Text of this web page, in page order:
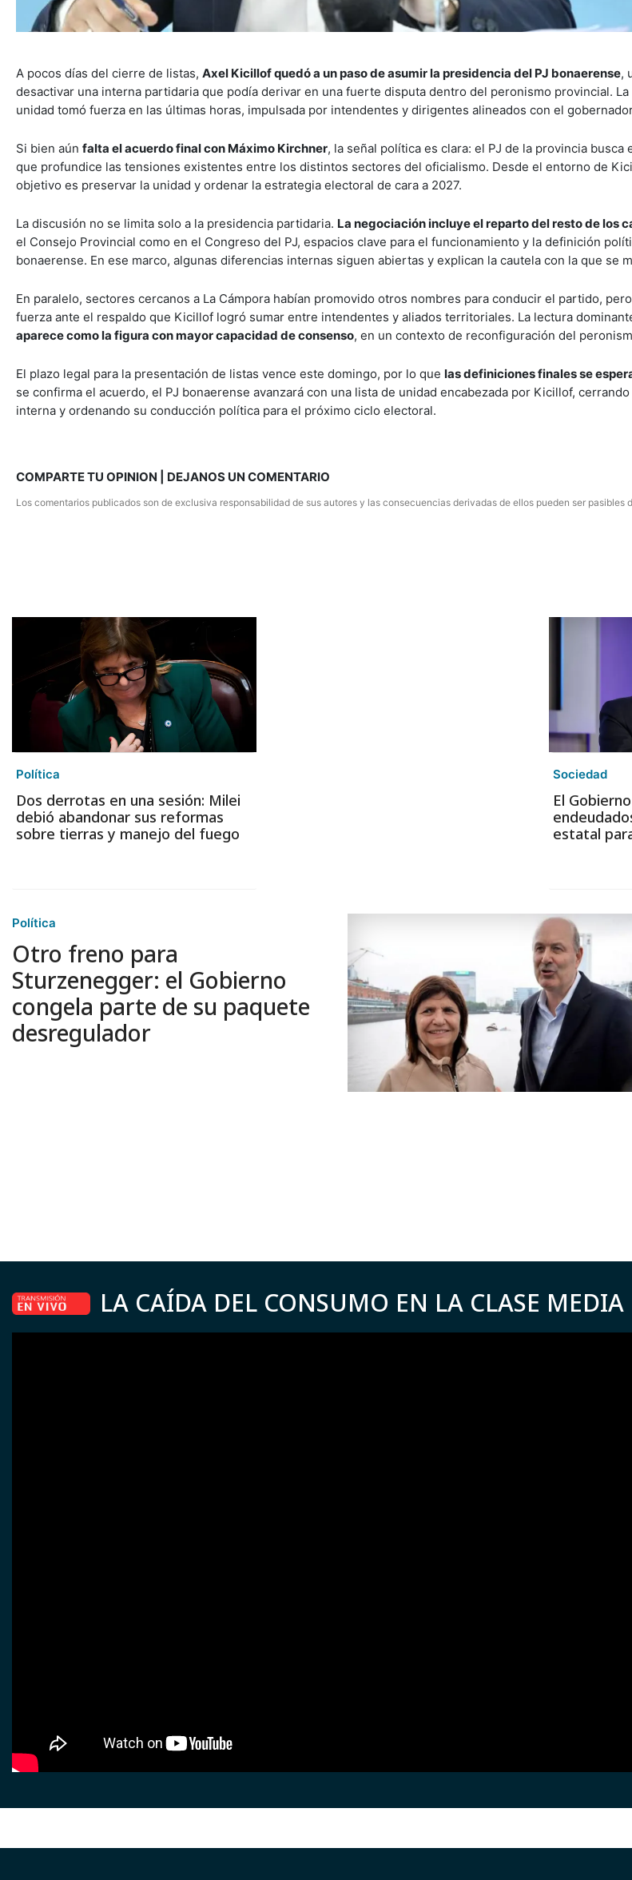
A pocos días del cierre de listas, Axel Kicillof quedó a un paso de asumir la presidencia del PJ bonaerense,
desactivar una interna partidaria que podía derivar en una fuerte disputa dentro del peronismo provincial.
unidad tomó fuerza en las últimas horas, impulsada por intendentes y dirigentes alineados con el
Si bien aún falta el acuerdo final con Máximo Kirchner, la señal política es clara: el PJ de la provincia
que profundice las tensiones existentes entre los distintos sectores del oficialismo. Desde el entorno de
objetivo es preservar la unidad y ordenar la estrategia electoral de cara a 2027.
La discusión no se limita solo a la presidencia partidaria. La negociación incluye el reparto del resto de los
el Consejo Provincial como en el Congreso del PJ, espacios clave para el funcionamiento y la definición
bonaerense. En ese marco, algunas diferencias internas siguen abiertas y explican la cautela con la que se
En paralelo, sectores cercanos a La Cámpora habían promovido otros nombres para conducir el partido,
fuerza ante el respaldo que Kicillof logró sumar entre intendentes y aliados territoriales. La lectura
aparece como la figura con mayor capacidad de consenso, en un contexto de reconfiguración del
El plazo legal para la presentación de listas vence este domingo, por lo que las definiciones finales se
se confirma el acuerdo, el PJ bonaerense avanzará con una lista de unidad encabezada por Kicillof,
interna y ordenando su conducción política para el próximo ciclo electoral.
COMPARTE TU OPINION | DEJANOS UN COMENTARIO
Los comentarios publicados son de exclusiva responsabilidad de sus autores y las consecuencias derivadas de ellos pueden ser pasibles
Política
Dos derrotas en una sesión: Milei
debió abandonar sus reformas
sobre tierras y manejo del fuego
Sociedad
El
estatal
Política
Otro freno para
Sturzenegger: el Gobierno
congela parte de su paquete
desregulador
LA CAÍDA DEL CONSUMO EN LA CLASE MEDIA